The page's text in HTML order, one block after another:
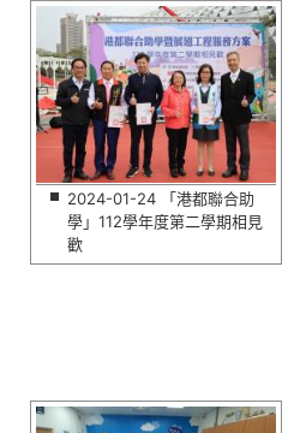
2024-01-24 「港都聯合助
學」112學年度第二學期相見
歡